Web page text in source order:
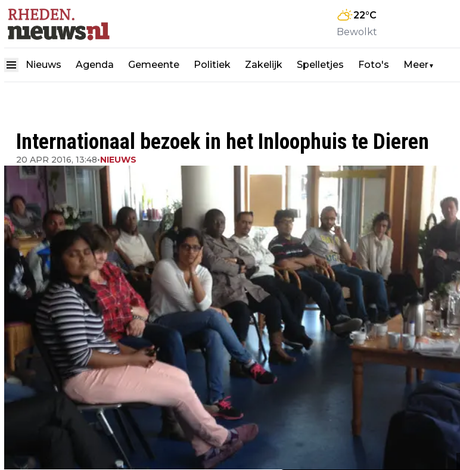
22°C
Bewolkt
Nieuws Agenda Gemeente Politiek Zakelijk Spelletjes Foto's Meer▼
Internationaal bezoek in het Inloophuis te Dieren
20 APR 2016, 13:48•NIEUWS